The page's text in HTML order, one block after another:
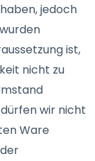
jedoch
ist,
nicht zu
wir nicht
Ware